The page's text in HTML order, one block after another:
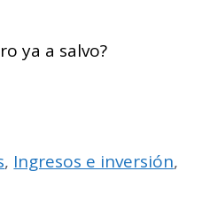
ya a salvo?
, Ingresos e inversión,